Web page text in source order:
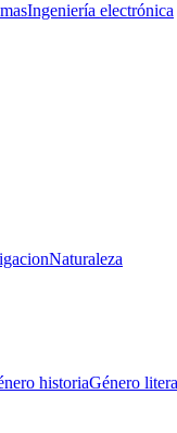
Ingeniería electrónica
Naturaleza
historiaGénero